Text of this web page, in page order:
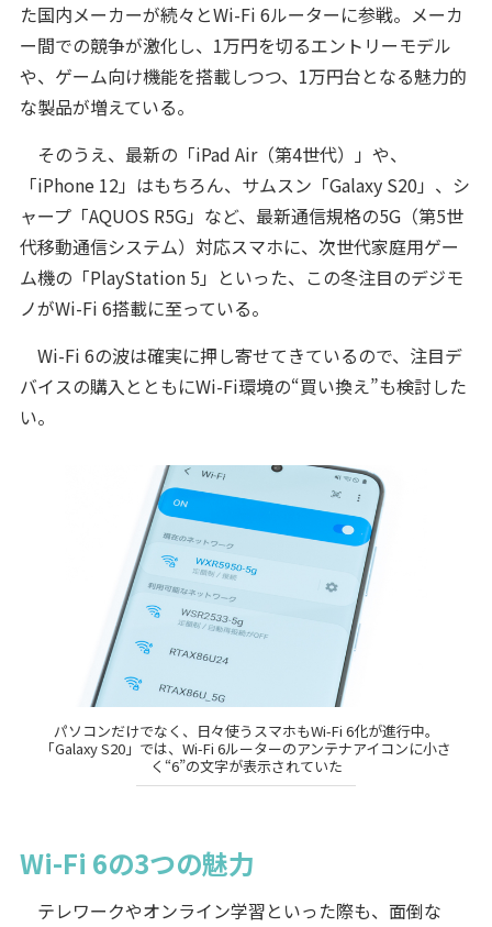
た国内メーカーが続々とWi-Fi 6ルーターに参戦。メーカ
ー間での競争が激化し、1万円を切るエントリーモデル
や、ゲーム向け機能を搭載しつつ、1万円台となる魅力的
な製品が増えている。
そのうえ、最新の「iPad Air（第4世代）」や、
「iPhone 12」はもちろん、サムスン「Galaxy S20」、シ
ャープ「AQUOS R5G」など、最新通信規格の5G（第5世
代移動通信システム）対応スマホに、次世代家庭用ゲー
ム機の「PlayStation 5」といった、この冬注目のデジモ
ノがWi-Fi 6搭載に至っている。
Wi-Fi 6の波は確実に押し寄せてきているので、注目デ
バイスの購入とともにWi-Fi環境の“買い換え”も検討した
い。
パソコンだけでなく、日々使うスマホもWi-Fi 6化が進行中。
「Galaxy S20」では、Wi-Fi 6ルーターのアンテナアイコンに小さ
く“6”の文字が表示されていた
Wi-Fi 6の3つの魅力
テレワークやオンライン学習といった際も、面倒な